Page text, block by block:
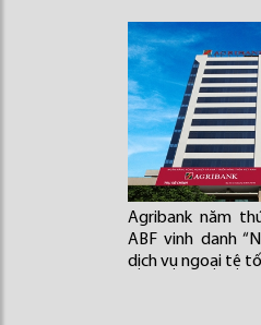
Agribank năm
ABF vinh danh
dịch vụ ngoại tệ